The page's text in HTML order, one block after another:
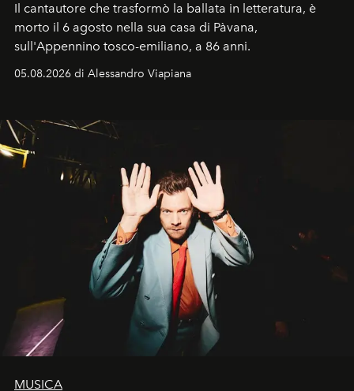
Il cantautore che trasformò la ballata in letteratura, è
morto il 6 agosto nella sua casa di Pàvana,
sull'Appennino tosco-emiliano, a 86 anni.
05.08.2026 di Alessandro Viapiana
MUSICA